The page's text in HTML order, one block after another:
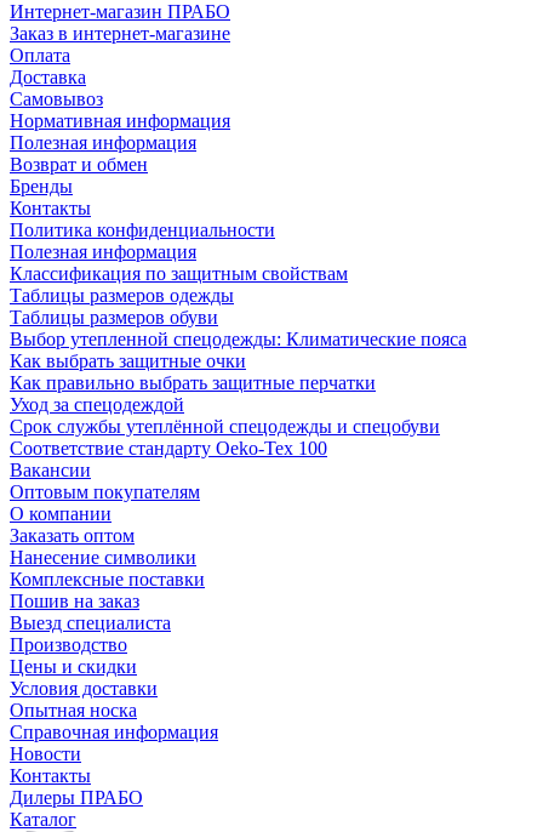
Интернет-магазин ПРАБО
Заказ в интернет-магазине
Оплата
Доставка
Самовывоз
Нормативная информация
Полезная информация
Возврат и обмен
Бренды
Контакты
Политика конфиденциальности
Полезная информация
Классификация по защитным свойствам
Таблицы размеров одежды
Таблицы размеров обуви
Выбор утепленной спецодежды: Климатические пояса
Как выбрать защитные очки
Как правильно выбрать защитные перчатки
Уход за спецодеждой
Срок службы утеплённой спецодежды и спецобуви
Соответствие стандарту Oeko-Tex 100
Вакансии
Оптовым покупателям
О компании
Заказать оптом
Нанесение символики
Комплексные поставки
Пошив на заказ
Выезд специалиста
Производство
Цены и скидки
Условия доставки
Опытная носка
Справочная информация
Новости
Контакты
Дилеры ПРАБО
Каталог